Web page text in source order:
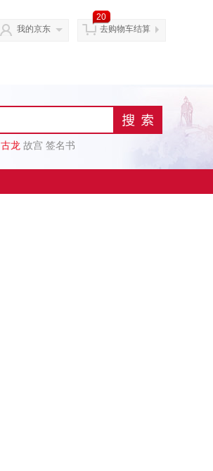
我的京东
20
去购物车结算
古龙 故宫 签名书